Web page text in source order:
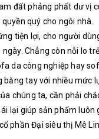
đất phảng phất dư vị
quý cho ngôi nhà.
tiện lợi, cho người
Chẳng còn nỗi lo
da công nghiệp hay
tay với nhiều
chúng ta, cần phải
giúp sản phẩm luôn
phần Đại siêu thị Mê